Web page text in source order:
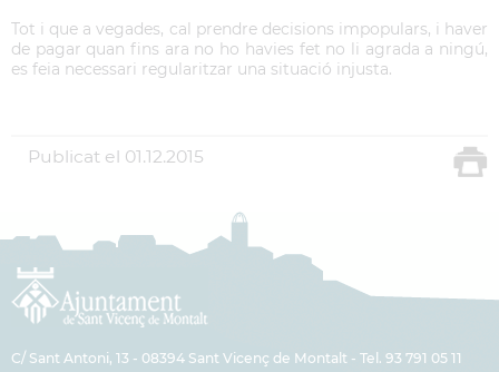
Tot i que a vegades, cal prendre decisions impopulars, i haver
de pagar quan fins ara no ho havies fet no li agrada a ningú,
es feia necessari regularitzar una situació injusta.
Publicat el 01.12.2015
C/ Sant Antoni, 13 - 08394 Sant Vicenç de Montalt - Tel. 93 791 05 11